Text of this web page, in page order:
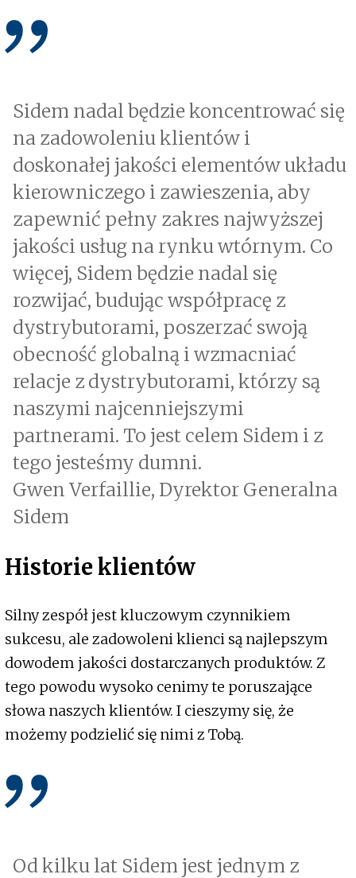
Sidem nadal będzie koncentrować się
na zadowoleniu klientów i
doskonałej jakości elementów układu
kierowniczego i zawieszenia, aby
zapewnić pełny zakres najwyższej
jakości usług na rynku wtórnym. Co
więcej, Sidem będzie nadal się
rozwijać, budując współpracę z
dystrybutorami, poszerzać swoją
obecność globalną i wzmacniać
relacje z dystrybutorami, którzy są
naszymi najcenniejszymi
partnerami. To jest celem Sidem i z
tego jesteśmy dumni.
Gwen Verfaillie, Dyrektor Generalna
Sidem
Historie klientów
Silny zespół jest kluczowym czynnikiem
sukcesu, ale zadowoleni klienci są najlepszym
dowodem jakości dostarczanych produktów. Z
tego powodu wysoko cenimy te poruszające
słowa naszych klientów. I cieszymy się, że
możemy podzielić się nimi z Tobą.
Od kilku lat Sidem jest jednym z